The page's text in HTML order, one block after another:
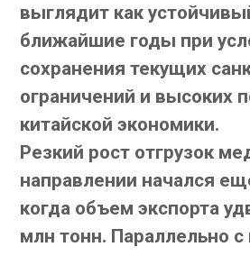
выглядит как
ближайшие годы при
сохранения текущих
ограничений и высоких
китайской экономики.
Резкий рост отгрузок
направлении начался
когда объем экспорта
млн тонн. Параллельно